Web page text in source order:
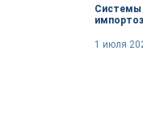
Системы
1 июля